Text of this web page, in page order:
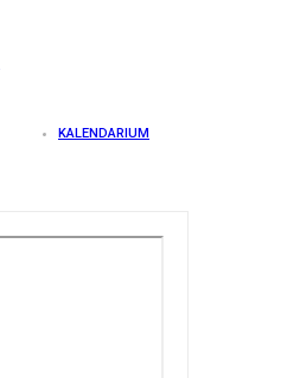
KALENDARIUM